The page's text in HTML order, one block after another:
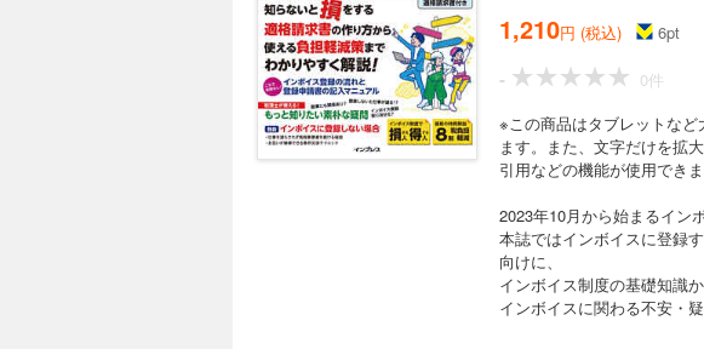
1,210円 (税込) 6pt
-
0件
※この商品はタブレットな
ます。また、文字だけを拡
引用などの機能が使用できま
2023年10月から始まるイン
本誌ではインボイスに登録
向けに、
インボイス制度の基礎知識
インボイスに関わる不安・